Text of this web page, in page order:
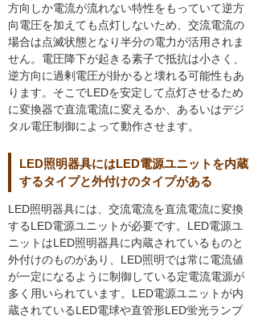
方向しか電流が流れない特性をもっていて逆方
向電圧を加えても点灯しないため、交流電流の
場合は点滅状態となり半分の電力が活用されま
せん。電圧降下が起きる素子で抵抗は小さく、
逆方向に過剰電圧が掛かると壊れる可能性もあ
ります。そこでLEDを安定して点灯させるため
に変換器で直流電流に変えるか、あるいはデジ
タル電圧制御によって動作させます。
LED照明器具にはLED電源ユニットを内蔵
するタイプと外付けのタイプがある
LED照明器具には、交流電流を直流電流に変換
するLED電源ユニットが必要です。LED電源ユ
ニットはLED照明器具に内蔵されているものと
外付けのものがあり、LED照明では常に電流値
が一定になるように制御している定電流電源が
多く用いられています。LED電源ユニットが内
蔵されているLED電球や直管形LED蛍光ランプ